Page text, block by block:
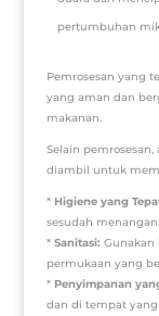
pertumbuhan
Pemrosesan yang
yang aman dan
makanan.
Selain
diambil untuk
* Higiene yang
sesudah
* Sanitasi:
permukaan yang
* Penyimpanan
dan di tempat